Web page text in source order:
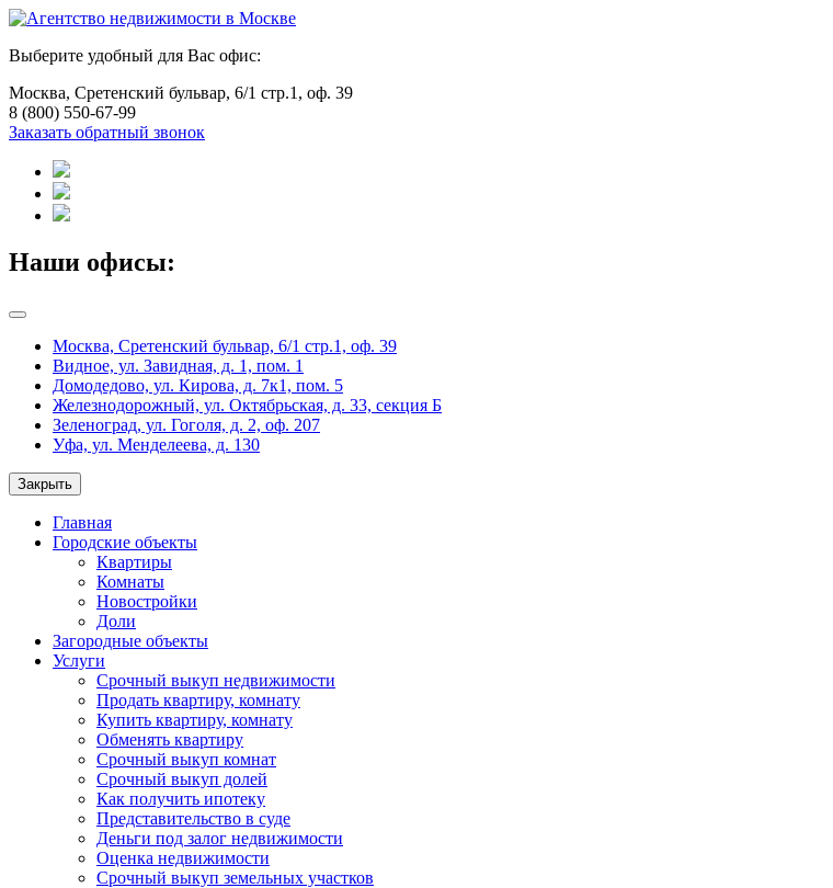
Выберите удобный для Вас офис:
Москва, Сретенский бульвар, 6/1 стр.1, оф. 39
8 (800) 550-67-99
Заказать обратный звонок
Наши офисы:
Москва, Сретенский бульвар, 6/1 стр.1, оф. 39
Видное, ул. Завидная, д. 1, пом. 1
Домодедово, ул. Кирова, д. 7к1, пом. 5
Железнодорожный, ул. Октябрьская, д. 33, секция Б
Зеленоград, ул. Гоголя, д. 2, оф. 207
Уфа, ул. Менделеева, д. 130
Закрыть
Главная
Городские объекты
Квартиры
Комнаты
Новостройки
Доли
Загородные объекты
Услуги
Срочный выкуп недвижимости
Продать квартиру, комнату
Купить квартиру, комнату
Обменять квартиру
Срочный выкуп комнат
Срочный выкуп долей
Как получить ипотеку
Представительство в суде
Деньги под залог недвижимости
Оценка недвижимости
Срочный выкуп земельных участков